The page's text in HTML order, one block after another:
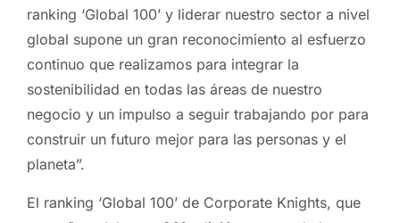
ranking ‘Global 100’ y liderar nuestro sector a nivel
global supone un gran reconocimiento al esfuerzo
continuo que realizamos para integrar la
sostenibilidad en todas las áreas de nuestro
negocio y un impulso a seguir trabajando por para
construir un futuro mejor para las personas y el
planeta”.
El ranking ‘Global 100’ de Corporate Knights, que